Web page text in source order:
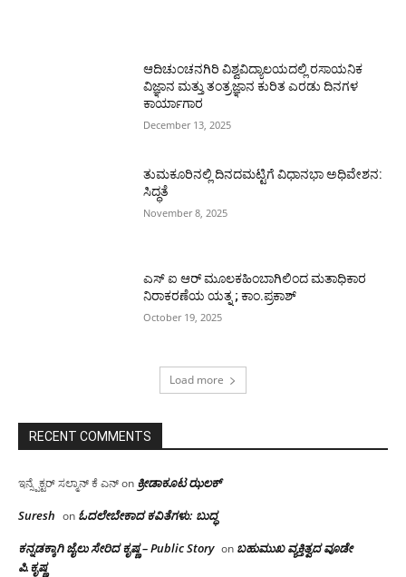
ಆದಿಚುಂಚನಗಿರಿ ವಿಶ್ವವಿದ್ಯಾಲಯದಲ್ಲಿ ರಸಾಯನಿಕ
ವಿಜ್ಞಾನ ಮತ್ತು ತಂತ್ರಜ್ಞಾನ ಕುರಿತ ಎರಡು ದಿನಗಳ
ಕಾರ್ಯಾಗಾರ
December 13, 2025
ತುಮಕೂರಿನಲ್ಲಿ ದಿನದಮಟ್ಟಿಗೆ ವಿಧಾನಭಾ ಅಧಿವೇಶನ:
ಸಿದ್ಧತೆ
November 8, 2025
ಎಸ್ ಐ ಆರ್ ಮೂಲಕಹಿಂಬಾಗಿಲಿಂದ ಮತಾಧಿಕಾರ
ನಿರಾಕರಣೆಯ ಯತ್ನ ; ಕಾಂ.ಪ್ರಕಾಶ್
October 19, 2025
Load more
RECENT COMMENTS
ಇನ್ಸ್ಪೆಕ್ಟರ್ ಸಲ್ಮಾನ್ ಕೆ ಎನ್on ಕ್ರೀಡಾಕೂಟ ಝಲಕ್
Suresh on ಓದಲೇಬೇಕಾದ‌ ಕವಿತೆಗಳು: ಬುದ್ಧ
ಕನ್ನಡಕ್ಕಾಗಿ ಜೈಲು ಸೇರಿದ ಕೃಷ್ಣ – Public Story on ಬಹುಮುಖ ವ್ಯಕ್ತಿತ್ವದ ವೂಡೇ
ಪಿ.ಕೃಷ್ಣ